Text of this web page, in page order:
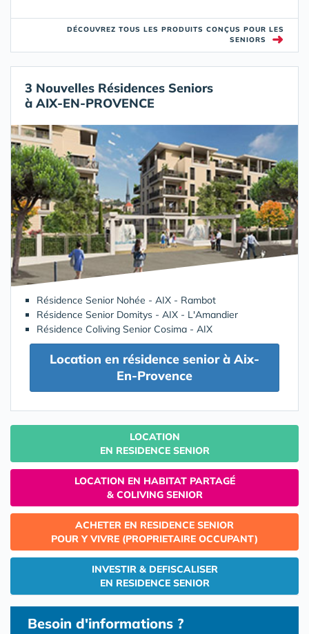
DÉCOUVREZ TOUS LES PRODUITS CONÇUS POUR LES
SENIORS
➜
3 Nouvelles Résidences Seniors
à AIX-EN-PROVENCE
Résidence Senior Nohée - AIX - Rambot
Résidence Senior Domitys - AIX - L'Amandier
Résidence Coliving Senior Cosima - AIX
Location en résidence senior à Aix-
En-Provence
LOCATION
EN RESIDENCE SENIOR
LOCATION EN HABITAT PARTAGÉ
& COLIVING SENIOR
ACHETER EN RESIDENCE SENIOR
POUR Y VIVRE (PROPRIETAIRE OCCUPANT)
INVESTIR & DEFISCALISER
EN RESIDENCE SENIOR
Besoin d'informations ?